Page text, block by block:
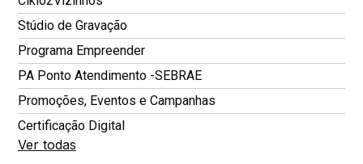
Stúdio de Gravação
Programa Empreender
PA Ponto Atendimento -SEBRAE
Promoções, Eventos e Campanhas
Certificação Digital
Ver todas